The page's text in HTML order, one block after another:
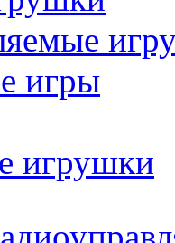
игры
игрушки